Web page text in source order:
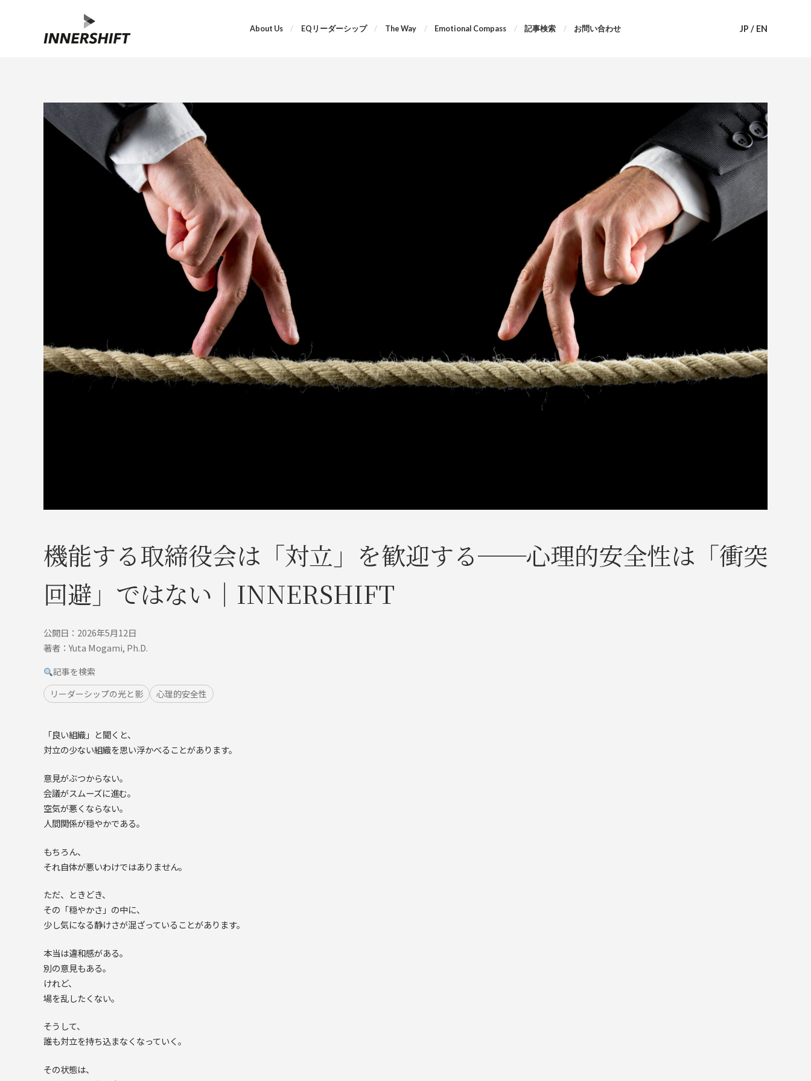
About Us EQリーダーシップ The Way Emotional Compass 記事検索 お問い合わせ JP / EN
機能する取締役会は「対立」を歓迎する──心理的安全性は「衝突
回避」ではない｜INNERSHIFT
公開日：2026年5月12日
著者：Yuta Mogami, Ph.D.
記事を検索
リーダーシップの光と影
心理的安全性
「良い組織」と聞くと、
対立の少ない組織を思い浮かべることがあります。
意見がぶつからない。
会議がスムーズに進む。
空気が悪くならない。
人間関係が穏やかである。
もちろん、
それ自体が悪いわけではありません。
ただ、ときどき、
その「穏やかさ」の中に、
少し気になる静けさが混ざっていることがあります。
本当は違和感がある。
別の意見もある。
けれど、
場を乱したくない。
そうして、
誰も対立を持ち込まなくなっていく。
その状態は、